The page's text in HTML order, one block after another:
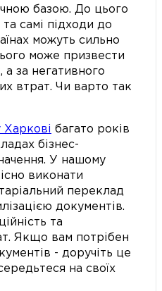
базою. До цього
самі підходи до
можуть сильно
може призвести
за негативного
втрат. Чи варто так
багато років
бізнес-
У нашому
виконати
переклад
документів.
та
Якщо вам потрібен
- доручіть це
на своїх